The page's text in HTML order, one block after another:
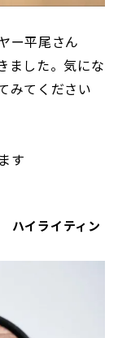
ー平尾さん
ました。気にな
みてください
す
ハイライティン